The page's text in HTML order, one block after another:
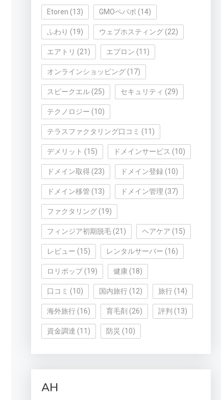
Etoren (13) GMOペパボ (14)
ふわり (19) ウェブホスティング(22)
エアトリ (21) エプロン (11)
オンラインショッピング(17)
スピークエル(25) セキュリティ (29)
テクノロジー (10)
テラスファクタリング口コミ (11)
デメリット (15) ドメインサービス (10)
ドメイン取得(23) ドメイン登録 (10)
ドメイン移管 (13) ドメイン管理 (37)
ファクタリング(19)
フィンジア初期脱毛(21) ヘアケア (15)
レビュー (15) レンタルサーバー (16)
ロリポップ(19) 健康(18)
口コミ (10) 国内旅行(12) 旅行(14)
海外旅行(16) 育毛剤 (26) 評判 (13)
資金調達 (11) 防災 (10)
AH